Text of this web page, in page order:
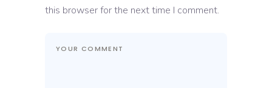
this browser for the next time I comment.